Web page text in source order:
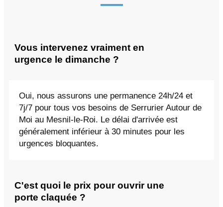
Vous intervenez vraiment en
urgence le dimanche ?
Oui, nous assurons une permanence 24h/24 et
7j/7 pour tous vos besoins de Serrurier Autour de
Moi au Mesnil-le-Roi. Le délai d'arrivée est
généralement inférieur à 30 minutes pour les
urgences bloquantes.
C'est quoi le prix pour ouvrir une
porte claquée ?